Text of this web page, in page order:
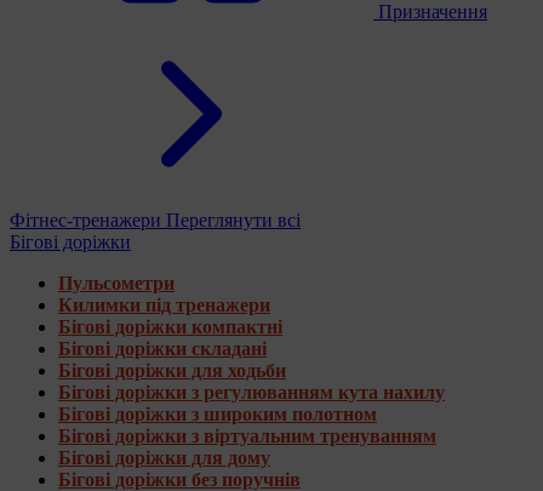
Призначення
Фітнес-тренажери Переглянути всі
Бігові доріжки
Пульсометри
Килимки під тренажери
Бігові доріжки компактні
Бігові доріжки складані
Бігові доріжки для ходьби
Бігові доріжки з регулюванням кута нахилу
Бігові доріжки з широким полотном
Бігові доріжки з віртуальним тренуванням
Бігові доріжки для дому
Бігові доріжки без поручнів